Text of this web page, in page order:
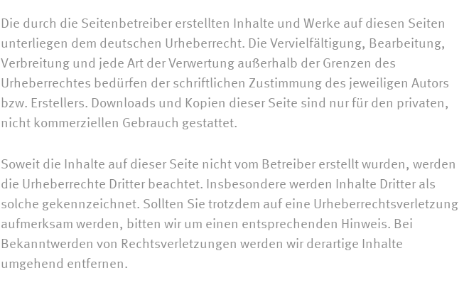
Die durch die Seitenbetreiber erstellten Inhalte und Werke auf diesen Seiten
unterliegen dem deutschen Urheberrecht. Die Vervielfältigung, Bearbeitung,
Verbreitung und jede Art der Verwertung außerhalb der Grenzen des
Urheberrechtes bedürfen der schriftlichen Zustimmung des jeweiligen Autors
bzw. Erstellers. Downloads und Kopien dieser Seite sind nur für den privaten,
nicht kommerziellen Gebrauch gestattet.
Soweit die Inhalte auf dieser Seite nicht vom Betreiber erstellt wurden, werden
die Urheberrechte Dritter beachtet. Insbesondere werden Inhalte Dritter als
solche gekennzeichnet. Sollten Sie trotzdem auf eine Urheberrechtsverletzung
aufmerksam werden, bitten wir um einen entsprechenden Hinweis. Bei
Bekanntwerden von Rechtsverletzungen werden wir derartige Inhalte
umgehend entfernen.